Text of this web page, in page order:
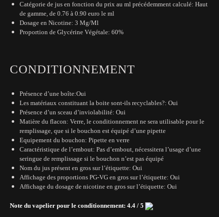
Catégorie de jus en fonction du prix au ml précédemment calculé: Haut
de gamme, de 0.76 à 0.90 euro le ml
Dosage en Nicotine: 3 Mg/Ml
Proportion de Glycérine Végétale: 60%
CONDITIONNEMENT
Présence d’une boîte:Oui
Les matériaux constituant la boite sont-ils recyclables?: Oui
Présence d’un sceau d’inviolabilité: Oui
Matière du flacon: Verre, le conditionnement ne sera utilisable pour le
remplissage, que si le bouchon est équipé d’une pipette
Equipement du bouchon: Pipette en verre
Caractéristique de l’embout: Pas d’embout, nécessitera l’usage d’une
seringue de remplissage si le bouchon n’est pas équipé
Nom du jus présent en gros sur l’étiquette: Oui
Affichage des proportions PG-VG en gros sur l’étiquette: Oui
Affichage du dosage de nicotine en gros sur l’étiquette: Oui
Note du vapelier pour le conditionnement: 4.4 / 5